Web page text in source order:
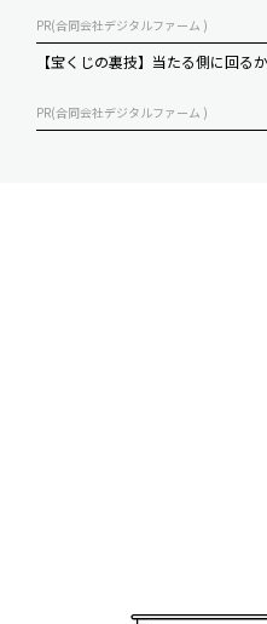
PR(合同会社デジタルファーム )
【宝くじの裏技】当たる側に回る
PR(合同会社デジタルファーム )